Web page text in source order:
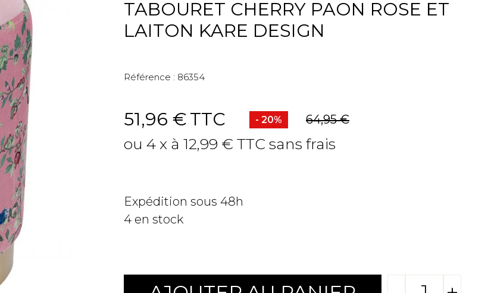
TABOURET CHERRY PAON ROSE ET
LAITON KARE DESIGN
Référence : 86354
51,96 €TTC - 20% 64,95 €
ou 4 x à 12,99 € TTC sans frais
Expédition sous 48h
4 en stock